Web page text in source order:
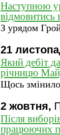
Наступною
відмовитись
З урядом
21
Який дебіт
річницю
Щось
2 жовтня,
Після
працюючих